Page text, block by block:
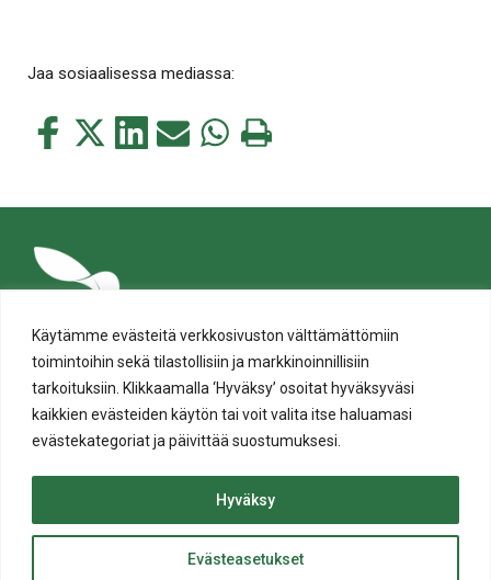
Käytämme evästeitä verkkosivuston välttämättömiin
toimintoihin sekä tilastollisiin ja markkinoinnillisiin
tarkoituksiin. Klikkaamalla ‘Hyväksy’ osoitat hyväksyväsi
kaikkien evästeiden käytön tai voit valita itse haluamasi
evästekategoriat ja päivittää suostumuksesi.
Evästeasetukset
Hyväksy
Jaa sosiaalisessa mediassa:
Jaa
Jaa
Jaa Jaa Jaa Tulosta